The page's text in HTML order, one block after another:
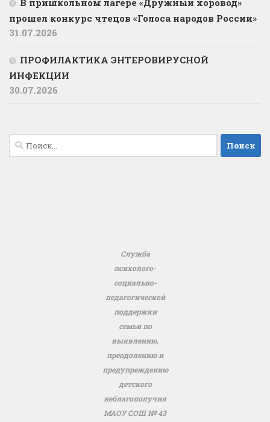
В пришкольном лагере «Дружный хоровод»
прошел конкурс чтецов «Голоса народов России»
31.07.2026
ПРОФИЛАКТИКА ЭНТЕРОВИРУСНОЙ
ИНФЕКЦИИ
30.07.2026
Найти:
Служба
психолого-
социально-
педагогической
поддержки
семьи по
выявлению,
преодолению и
предупреждению
детского
неблагополучия
МАОУ СОШ № 43